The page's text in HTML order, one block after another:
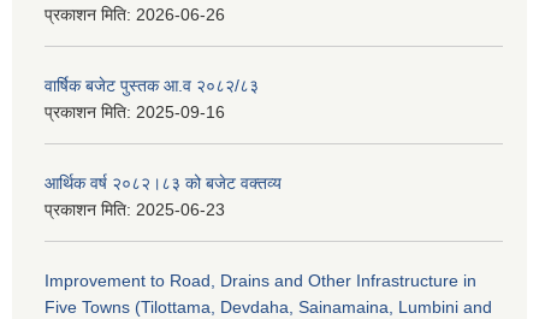
प्रकाशन मिति: 2026-06-26
वार्षिक बजेट पुस्तक आ.व २०८२/८३
प्रकाशन मिति: 2025-09-16
आर्थिक वर्ष २०८२।८३ को बजेट वक्तव्य
प्रकाशन मिति: 2025-06-23
Improvement to Road, Drains and Other Infrastructure in
Five Towns (Tilottama, Devdaha, Sainamaina, Lumbini and